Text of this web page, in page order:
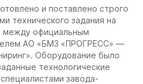
и поставлено строго
технического задания на
между официальным
АО «БМЗ «ПРОГРЕСС» —
Оборудование было
технологические
завода-